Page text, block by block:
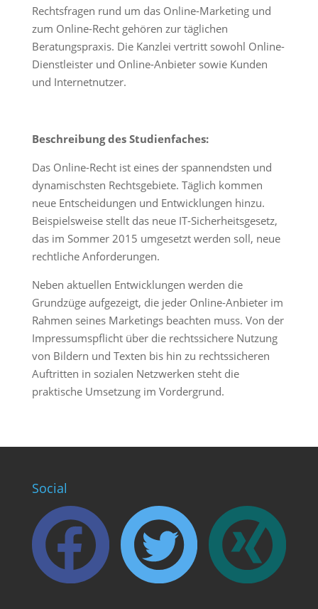
Rechtsfragen rund um das Online-Marketing und
zum Online-Recht gehören zur täglichen
Beratungspraxis. Die Kanzlei vertritt sowohl Online-
Dienstleister und Online-Anbieter sowie Kunden
und Internetnutzer.
Beschreibung des Studienfaches:
Das Online-Recht ist eines der spannendsten und
dynamischsten Rechtsgebiete. Täglich kommen
neue Entscheidungen und Entwicklungen hinzu.
Beispielsweise stellt das neue IT-Sicherheitsgesetz,
das im Sommer 2015 umgesetzt werden soll, neue
rechtliche Anforderungen.
Neben aktuellen Entwicklungen werden die
Grundzüge aufgezeigt, die jeder Online-Anbieter im
Rahmen seines Marketings beachten muss. Von der
Impressumspflicht über die rechtssichere Nutzung
von Bildern und Texten bis hin zu rechtssicheren
Auftritten in sozialen Netzwerken steht die
praktische Umsetzung im Vordergrund.
Social